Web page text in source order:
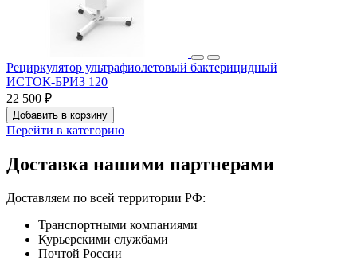
Рециркулятор ультрафиолетовый бактерицидный
ИСТОК‑БРИЗ 120
22 500 ₽
Добавить в корзину
Перейти в категорию
Доставка нашими партнерами
Доставляем по всей территории РФ:
Транспортными компаниями
Курьерскими службами
Почтой России